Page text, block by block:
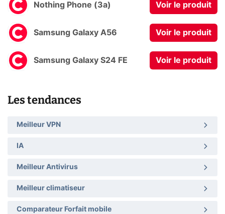
Nothing Phone (3a) Voir le produit
Samsung Galaxy A56 Voir le produit
Samsung Galaxy S24 FE Voir le produit
Les tendances
Meilleur VPN
IA
Meilleur Antivirus
Meilleur climatiseur
Comparateur Forfait mobile